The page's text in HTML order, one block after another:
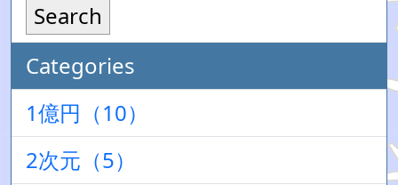
Search
Categories
1億円（10）
2次元（5）